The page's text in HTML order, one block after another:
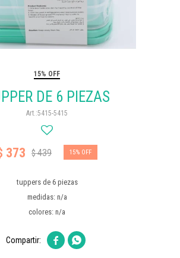
15% OFF
DE 6 PIEZAS
5415-5415
373 $439 15
tuppers de 6 piezas
medidas: n/a
colores: n/a
 